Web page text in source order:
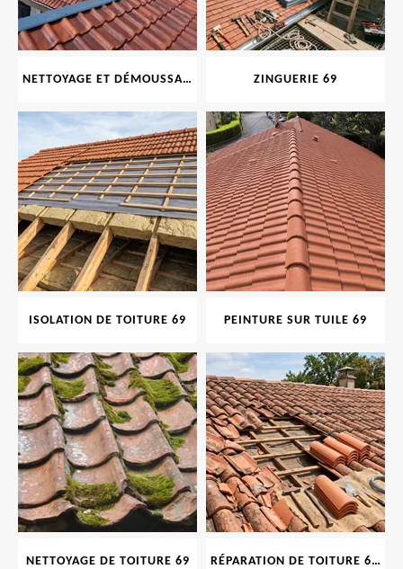
NETTOYAGE ET DÉMOUSSAGE DE TOITURE ET FAÇADE 69 ZINGUERIE 69
ISOLATION DE TOITURE 69 PEINTURE SUR TUILE 69
NETTOYAGE DE TOITURE 69 RÉPARATION DE TOITURE 69 RHONE, TUILES CASSÉES OU ABIMÉES